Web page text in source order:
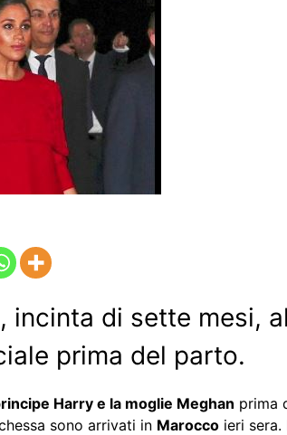
incinta di sette mesi,
prima del parto.
Harry e la moglie Meghan prima
sono arrivati in Marocco ieri sera.